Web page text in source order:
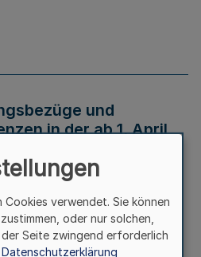
und
in der ab 1. April
verwendet. Sie können
oder nur solchen,
Seite zwingend erforderlich
Datenschutzerklärung